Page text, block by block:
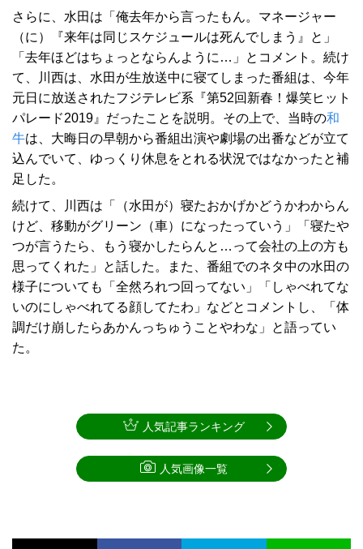
さらに、水田は「俺去年から言ったもん。マネージャー
（に）『来年は同じスケジュールは死んでしまう』と」
「去年ほどはちょっとならんように…」とコメント。続け
て、川西は、水田が生放送中に寝てしまった番組は、今年
元日に放送されたフジテレビ系『第52回新春！爆笑ヒット
パレード2019』だったことを説明。その上で、当時の和
牛は、大晦日の早朝から番組出演や劇場の出番などが立て
込んでいて、ゆっくり休息をとれる状況ではなかったと補
足した。
続けて、川西は「（水田が）寝たおかげかどうかわからん
けど、移動がグリーン（車）になったっていう」「寝たや
つが言うたら、もう寝かしたらんと…って会社の上の方も
思ってくれた」と話した。また、番組でのネタ中の水田の
様子についても「全然ろれつ回ってない」「しゃべれてな
いのにしゃべれてる顔してたわ」などとコメントし、「体
調だけ崩したらあかんっちゅうことやわな」と語ってい
た。
人気記事ランキング
人気画像一覧